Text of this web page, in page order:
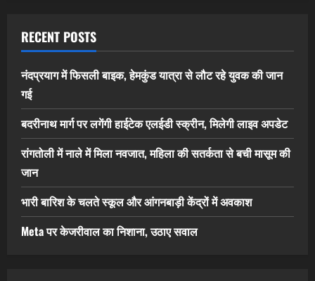
RECENT POSTS
नंदप्रयाग में फिसली बाइक, हेमकुंड यात्रा से लौट रहे युवक की जान
गई
बदरीनाथ मार्ग पर लगेंगी हाईटेक एलईडी स्क्रीन, मिलेगी लाइव अपडेट
रांगतोली में नाले में मिला नवजात, महिला की सतर्कता से बची मासूम की
जान
भारी बारिश के चलते स्कूल और आंगनबाड़ी केंद्रों में अवकाश
Meta पर केजरीवाल का निशाना, उठाए सवाल